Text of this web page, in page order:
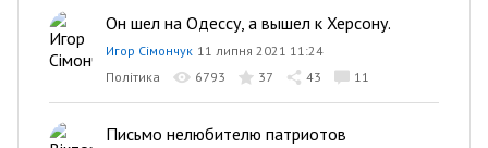
Он шел на Одессу, а вышел к Херсону.
Игор Сімончук 11 липня 2021 11:24
Політика
6793 37 43 11
Письмо нелюбителю патриотов